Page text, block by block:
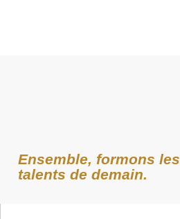
Ensemble, formons les
talents de demain.